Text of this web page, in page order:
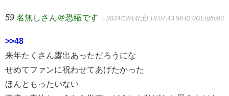
59 名無しさん＠恐縮です ：2024/12/14(土) 18:07:43.58 ID:0GErg6c00
>>48
来年たくさん露出あっただろうにな
せめてファンに祝わせてあげたかった
ほんともったいない